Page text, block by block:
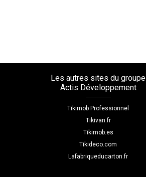
Les autres sites du groupe
Actis Développement
Tikimob Professionnel
Tikivan.fr
Tikimob.es
Tikideco.com
Lafabriqueducarton.fr